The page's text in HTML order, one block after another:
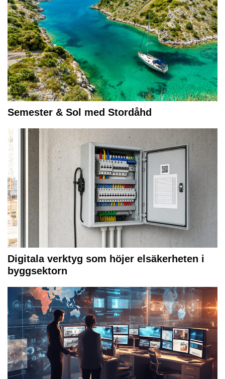
Semester & Sol med Stordåhd
Digitala verktyg som höjer elsäkerheten i
byggsektorn